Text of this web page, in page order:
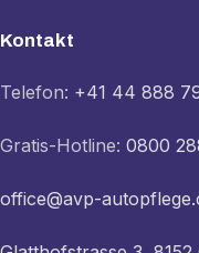
Kontakt
Telefon: +41 44 888
Gratis-Hotline: 0800
office@avp-